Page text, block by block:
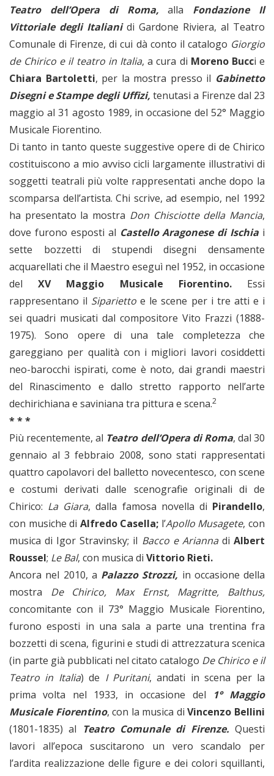
Teatro dell’Opera di Roma, alla Fondazione Il
Vittoriale degli Italianidi Gardone Riviera, al Teatro
Comunale di Firenze, di cui dà conto il catalogo Giorgio
de Chirico e il teatro in Italia, a cura di Moreno Bucci e
Chiara Bartoletti, per la mostra presso il Gabinetto
Disegni e Stampe degli Uffizi, tenutasi a Firenze dal 23
maggio al 31 agosto 1989, in occasione del 52° Maggio
Musicale Fiorentino.
Di tanto in tanto queste suggestive opere di de Chirico
costituiscono a mio avviso cicli largamente illustrativi di
soggetti teatrali più volte rappresentati anche dopo la
scomparsa dell’artista. Chi scrive, ad esempio, nel 1992
ha presentato la mostra Don Chisciotte della Mancia,
dove furono esposti al Castello Aragonese di Ischia i
sette bozzetti di stupendi disegni densamente
acquarellati che il Maestro eseguì nel 1952, in occasione
delXV Maggio Musicale Fiorentino.Essi
rappresentano il Siparietto e le scene per i tre atti e i
sei quadri musicati dal compositore Vito Frazzi (1888-
1975). Sono opere di una tale completezza che
gareggiano per qualità con i migliori lavori cosiddetti
neo-barocchi ispirati, come è noto, dai grandi maestri
del Rinascimento e dallo stretto rapporto nell’arte
dechirichiana e saviniana tra pittura e scena.2
* * *
Più recentemente, al Teatro dell’Opera di Roma, dal 30
gennaio al 3 febbraio 2008, sono stati rappresentati
quattro capolavori del balletto novecentesco, con scene
e costumi derivati dalle scenografie originali di de
Chirico: La Giara, dalla famosa novella di Pirandello,
con musiche di Alfredo Casella; l’Apollo Musagete, con
musica di Igor Stravinsky; il Bacco e Ariannadi Albert
Roussel; Le Bal, con musica di Vittorio Rieti.
Ancora nel 2010, a Palazzo Strozzi, in occasione della
mostra De Chirico, Max Ernst, Magritte, Balthus,
concomitante con il 73° Maggio Musicale Fiorentino,
furono esposti in una sala a parte una trentina fra
bozzetti di scena, figurini e studi di attrezzatura scenica
(in parte già pubblicati nel citato catalogo De Chirico e il
Teatro in Italia) de I Puritani, andati in scena per la
prima volta nel 1933, in occasione del
1° Maggio
Musicale Fiorentino, con la musica di Vincenzo Bellini
(1801-1835) al Teatro Comunale di Firenze. Questi
lavori all’epoca suscitarono un vero scandalo per
l’ardita realizzazione delle figure e dei colori squillanti,